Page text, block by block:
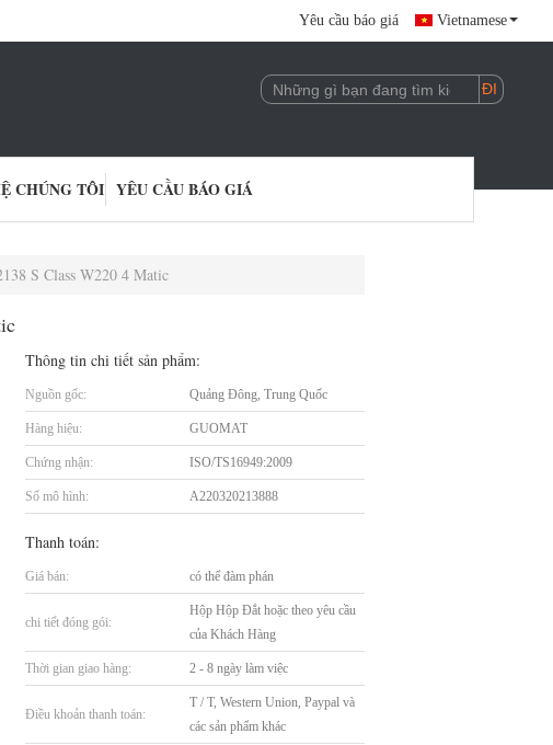
Yêu cầu báo giá Vietnamese
CHÚNG TÔI YÊU CẦU BÁO GIÁ
S Class W220 4 Matic
Thông tin chi tiết sản phẩm:
Nguồn gốc: Quảng Đông, Trung Quốc
Hàng hiệu: GUOMAT
Chứng nhận: ISO/TS16949:2009
Số mô hình: A220320213888
Thanh toán:
Giá bán: có thể đàm phán
chi tiết đóng gói:
Hộp Hộp Đắt hoặc theo yêu cầu
của Khách Hàng
Thời gian giao hàng: 2 - 8 ngày làm việc
Điều khoản thanh toán:
T / T, Western Union, Paypal và
các sản phẩm khác